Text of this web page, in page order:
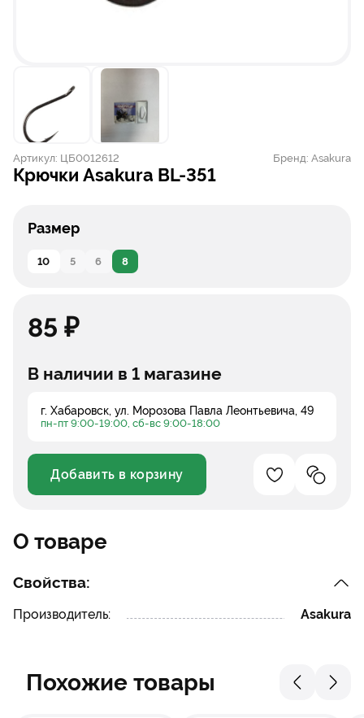
Артикул: ЦБ0012612 Бренд: Asakura
Крючки Asakura BL-351
Размер
10 5 6 8
85 ₽
В наличии в 1 магазине
г. Хабаровск, ул. Морозова Павла Леонтьевича, 49
пн-пт 9:00-19:00, сб-вс 9:00-18:00
Добавить в корзину Добавление в
О товаре
Свойства:
Производитель: Asakura
Похожие товары